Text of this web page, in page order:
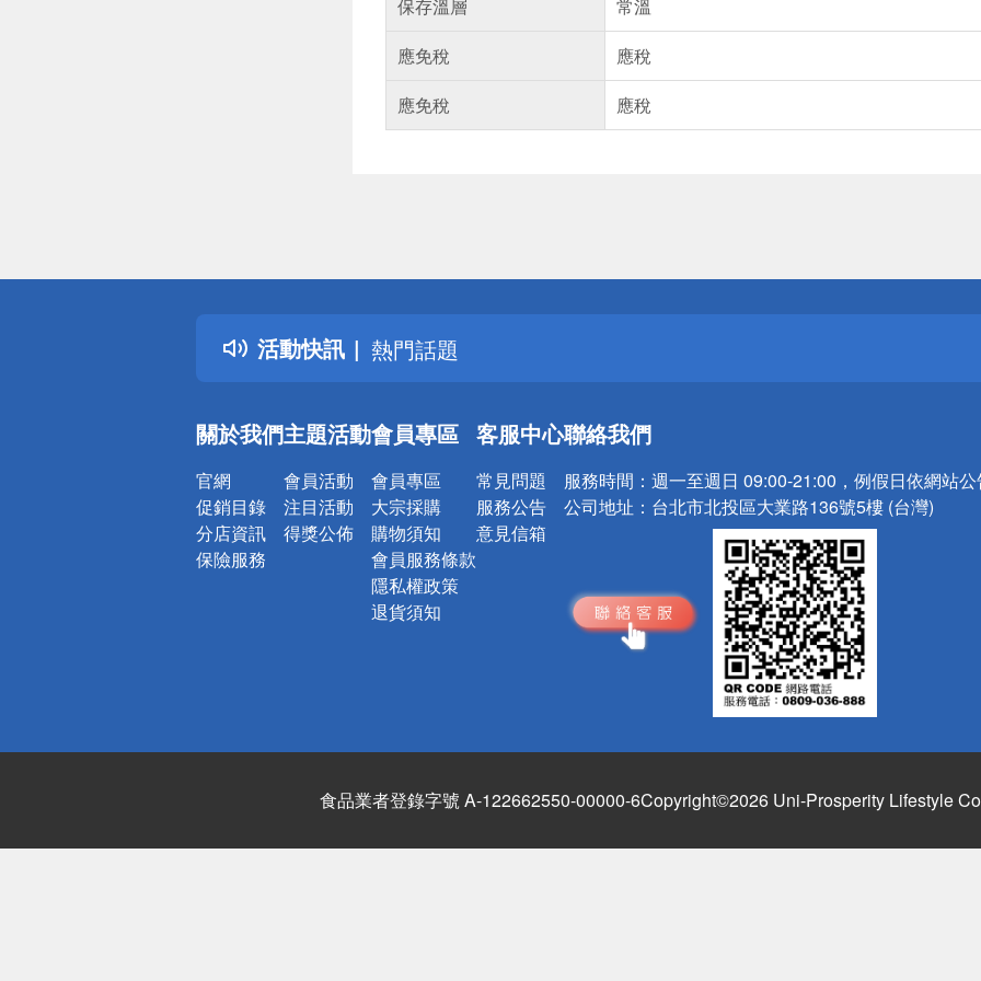
保存溫層
常溫
應免稅
應稅
應免稅
應稅
活動快訊
詐騙網頁！請小心！
得獎公告
熱門話題
銀行優惠
詐騙網頁！請小心！
關於我們
官網
促銷目錄
分店資訊
保險服務
主題活動
會員活動
注目活動
得獎公佈
會員專區
會員專區
大宗採購
購物須知
會員服務條款
隱私權政策
退貨須知
客服中心
常見問題
服務公告
意見信箱
聯絡我們
服務時間： 週一至週日 09:00-21:00，例假日依網站
公司地址： 台北市北投區大業路136號5樓 (台灣)
食品業者登錄字號 A-122662550-00000-6Copyright©2026 Uni-Prosperity Lifestyle